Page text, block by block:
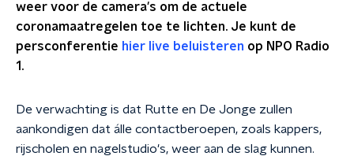
weer voor de camera's om de actuele
coronamaatregelen toe te lichten. Je kunt de
persconferentie hier live beluisteren op NPO Radio
1.
De verwachting is dat Rutte en De Jonge zullen
aankondigen dat álle contactberoepen, zoals kappers,
rijscholen en nagelstudio's, weer aan de slag kunnen.